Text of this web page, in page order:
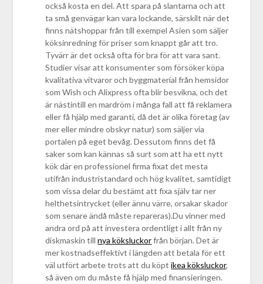
också kosta en del. Att spara på slantarna och att
ta små genvägar kan vara lockande, särskilt när det
finns nätshoppar från till exempel Asien som säljer
köksinredning för priser som knappt går att tro.
Tyvärr är det också ofta för bra för att vara sant.
Studier visar att konsumenter som försöker köpa
kvalitativa vitvaror och byggmaterial från hemsidor
som Wish och Alixpress ofta blir besvikna, och det
är nästintill en mardröm i många fall att få reklamera
eller få hjälp med garanti, då det är olika företag (av
mer eller mindre obskyr natur) som säljer via
portalen på eget bevåg. Dessutom finns det få
saker som kan kännas så surt som att ha ett nytt
kök där en professionel firma fixat det mesta
utifrån industristandard och hög kvalitet, samtidigt
som vissa delar du bestämt att fixa själv tar ner
helthetsintrycket (eller ännu värre, orsakar skador
som senare ändå måste repareras).Du vinner med
andra ord på att investera ordentligt i allt från ny
diskmaskin tillnya köksluckorfrån början. Det är
mer kostnadseffektivt i längden att betala för ett
väl utfört arbete trots att du köptikea köksluckor,
så även om du måste få hjälp med finansieringen.